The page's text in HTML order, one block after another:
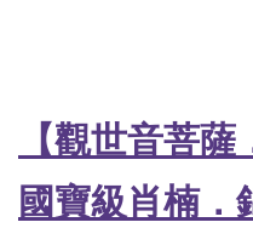
【觀世音菩薩
國寶級肖楠．